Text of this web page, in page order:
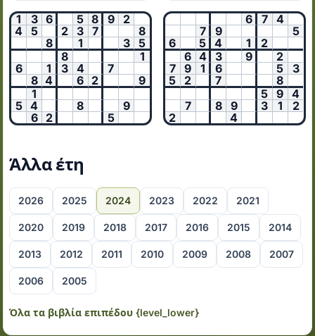
1
3 6 5 8 9
2
4 5 2 3 7
8
8
1 3
5
8
1
6
1 3 4
7
8 4 6 2
9
1
5 4 8
9
6
2 5
6 7
4
7
9
5
6
5 4 1
2
6 4 3 9
2
7
9 1 6 5
3
5
2 7
8
5
9
4
7
8 9 3 1
2
2
4
Άλλα έτη
2026 2025 2024 2023 2022 2021
2020 2019 2018 2017 2016 2015 2014
2013 2012 2011 2010 2009 2008 2007
2006 2005
Όλα τα βιβλία επιπέδου {level_lower}